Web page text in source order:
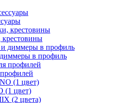
в профиль
(1 цвет)